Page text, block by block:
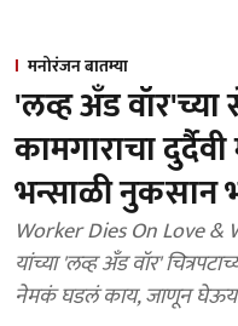
मनोरंजन बातम्या
'लव्ह अँड
कामगाराचा
भन्साळी नुकसान
Worker Dies On Love &
यांच्या 'लव्ह अँड वॉर'
नेमकं घडलं काय, जाणून